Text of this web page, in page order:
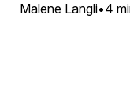
4
Malene Langli